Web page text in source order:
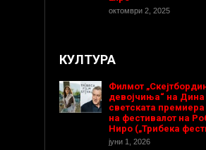
октомври 2, 2025
КУЛТУРА
Филмот
девојчиња“ на
светската премиера
на фестивалот на
Ниро („Трибека
јуни 1, 2026